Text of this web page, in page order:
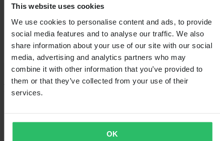
This website uses cookies
We use cookies to personalise content and ads, to provide
social media features and to analyse our traffic. We also
share information about your use of our site with our social
media, advertising and analytics partners who may
combine it with other information that you’ve provided to
them or that they’ve collected from your use of their
services.
OK
1
Načítání...
Nákupy